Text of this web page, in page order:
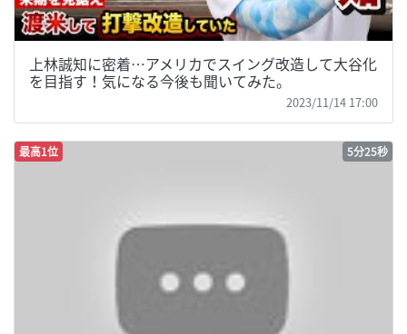
上林誠知に密着…アメリカでスイング改造して大谷化
を目指す！気になる今後も聞いてみた。
2023/11/14 17:00
最高1位 5分25秒